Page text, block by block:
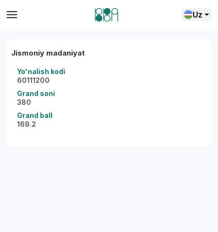
Uz
Jismoniy madaniyat
Yo'nalish kodi
60111200
Grand soni
380
Grand ball
169.2